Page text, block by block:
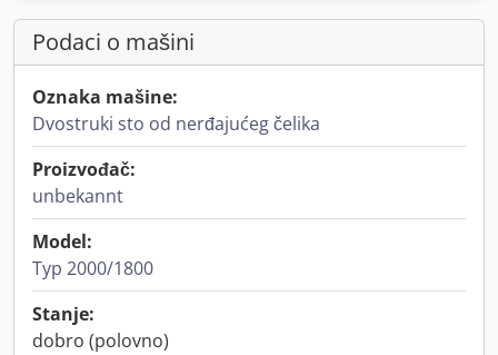
Podaci o mašini
Oznaka mašine:
Dvostruki sto od nerđajućeg čelika
Proizvođač:
unbekannt
Model:
Typ 2000/1800
Stanje:
dobro (polovno)